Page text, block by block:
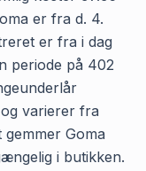
er fra d. 4.
er fra i dag
periode på 402
varierer fra
Goma
i butikken.